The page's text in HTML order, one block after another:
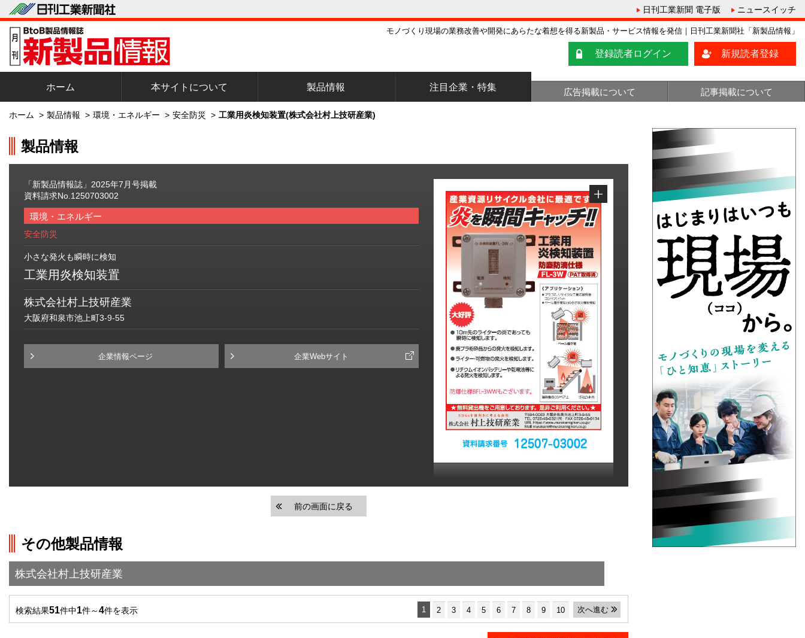
日刊工業新聞 電子版 ニュースイッチ
モノづくり現場の業務改善や開発にあらたな着想を得る新製品・サービス情報を発信｜日刊工業新聞社「新製品情報」
登録読者ログイン 新規読者登録
ホーム 本サイトについて 製品情報 注目企業・特集 広告掲載について 記事掲載について
ホーム > 製品情報 > 環境・エネルギー > 安全防災 > 工業用炎検知装置(株式会社村上技研産業)
製品情報
「新製品情報誌」2025年7月号掲載
資料請求No.1250703002
環境・エネルギー
安全防災
小さな発火も瞬時に検知
工業用炎検知装置
株式会社村上技研産業
大阪府和泉市池上町3-9-55
企業情報ページ 企業Webサイト
前の画面に戻る
その他製品情報
株式会社村上技研産業
検索結果51件中1件～4件を表示 1 2 3 4 5 6 7 8 9 10 次へ進む